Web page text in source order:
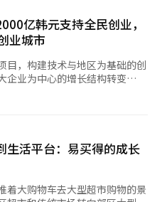
士、富平商圈的联合折扣活动
化街商会代表会面时表示，富
建“无车街”的成功案例。他强
速执行高油价补贴等政策，改
总理还参观了活动现场的手工艺
称赞道：“这里的手工艺品和服
圈的优势。”他呼吁民众多多参
注入活力。中小企业部次官李
争受困的小商户恢复活力。※
与编辑。
亿韩元支持全民创业，
业城市
目，构建技术与地区为基础的创
企业为中心的增长结构转变
日召开会议，宣布了“国家创
从“寻找”转变为“创造”。作
民创业”项目，利用追加预算
阶段项目，通过地区和区域选
亿韩元的奖金和后续投资支
城市中选定10个城市，首先指定
生活平台：易买得的成长
着大购物车去大型超市购物的景